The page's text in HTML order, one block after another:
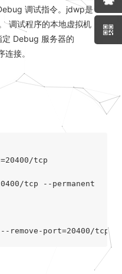
调试指令。jdwp是
调试程序的本地虚拟机：
Debug 服务器的
接。
-cmd --permanent --remove-port=20400/tcp